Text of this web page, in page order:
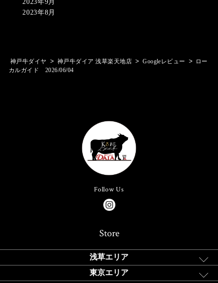
2023年9月
2023年8月
神戸牛ダイヤ > 神戸牛ダイア 浅草楽天地店 > Googleレビュー >
ロー
カルガイド 2026/06/04
Follow Us
Store
浅草エリア
東京エリア